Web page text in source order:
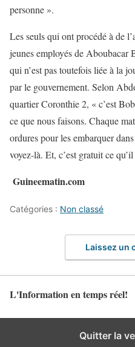
personne ».
Les seuls qui ont procédé à de
jeunes employés de Aboubacar
qui n’est pas toutefois liée à la
par le gouvernement. Selon
quartier Coronthie 2, « c’est
ce que nous faisons. Chaque
ordures pour les embarquer
voyez-là. Et, c’est gratuit ce
Guineematin.com
Catégories : Non classé
Laissez un
L'Information en temps réel!
Quitter la